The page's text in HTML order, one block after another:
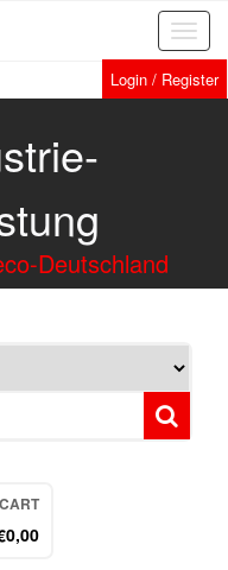
Login / Register
Deutschland
CART